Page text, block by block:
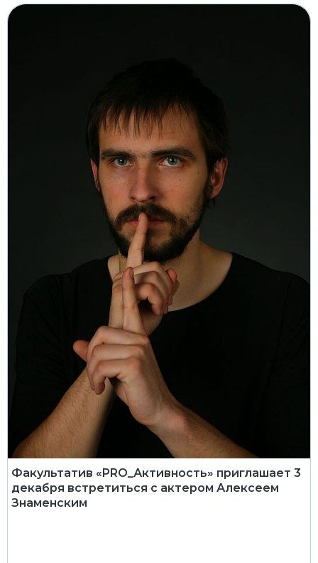
Факультатив «PRO_Активность» приглашает 3
декабря встретиться с актером Алексеем
Знаменским